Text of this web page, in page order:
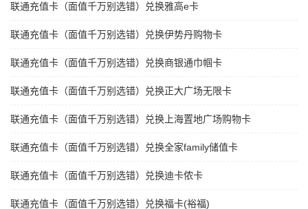
联通充值卡（面值千万别选错）兑换雅高e卡
联通充值卡（面值千万别选错）兑换伊势丹购物卡
联通充值卡（面值千万别选错）兑换商银通巾帼卡
联通充值卡（面值千万别选错）兑换正大广场无限卡
联通充值卡（面值千万别选错）兑换上海置地广场购物卡
联通充值卡（面值千万别选错）兑换全家family储值卡
联通充值卡（面值千万别选错）兑换迪卡侬卡
联通充值卡（面值千万别选错）兑换福卡(裕福)